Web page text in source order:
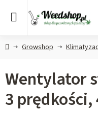
HomeGrowshop
Wentylator
3 prędkości,